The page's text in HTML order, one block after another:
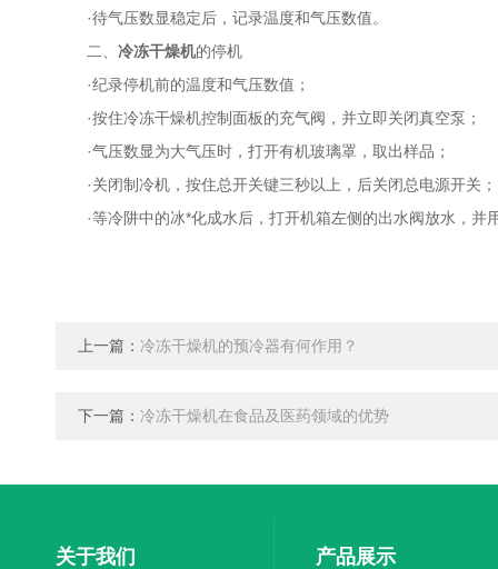
·待气压数显稳定后，记录温度和气压数值。
二、 冷冻干燥机的停机
·纪录停机前的温度和气压数值；
·按住冷冻干燥机控制面板的充气阀，并立即关闭真空泵；
·气压数显为大气压时，打开有机玻璃罩，取出样品；
·关闭制冷机，按住总开关键三秒以上，后关闭总电源开关；
·等冷阱中的冰*化成水后，打开机箱左侧的出水阀放水，并
上一篇： 冷冻干燥机的预冷器有何作用？
下一篇： 冷冻干燥机在食品及医药领域的优势
关于我们 产品展示